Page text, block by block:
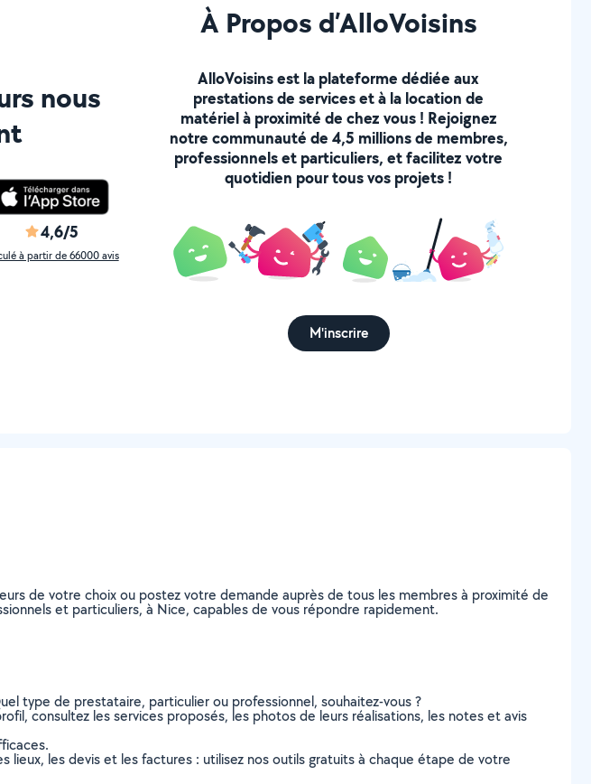
nous
4,6/5
à partir de 66000 avis
À Propos d’AlloVoisins
AlloVoisins est la plateforme dédiée aux
prestations de services et à la location de
matériel à proximité de chez vous ! Rejoignez
notre communauté de 4,5 millions de membres,
professionnels et particuliers, et facilitez votre
quotidien pour tous vos projets !
M'inscrire
de votre choix ou postez votre demande auprès de tous les membres à proximité de
et particuliers, à Nice, capables de vous répondre rapidement.
type de prestataire, particulier ou professionnel, souhaitez-vous ?
consultez les services proposés, les photos de leurs réalisations, les notes et avis
les devis et les factures : utilisez nos outils gratuits à chaque étape de votre